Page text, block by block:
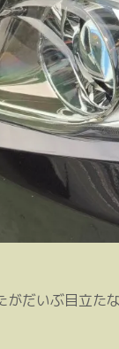
だいぶ目立た